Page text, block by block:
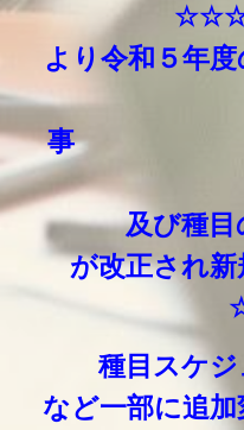
より令和５年度
及び種目の
が改正され新
種目スケ
など一部に追